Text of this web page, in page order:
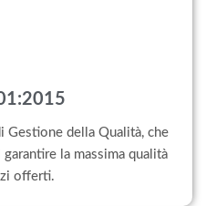
Gestione della Qualità, che
la massima qualità
offerti.